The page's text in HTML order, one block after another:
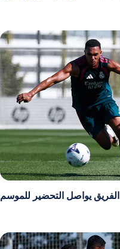
الفريق يواصل التحضير للموسم